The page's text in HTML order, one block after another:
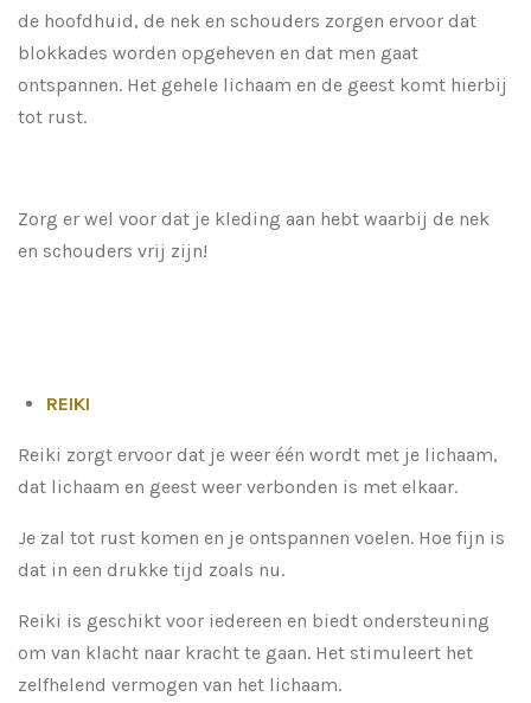
de hoofdhuid, de nek en schouders zorgen ervoor dat
blokkades worden opgeheven en dat men gaat
ontspannen. Het gehele lichaam en de geest komt hierbij
tot rust.
Zorg er wel voor dat je kleding aan hebt waarbij de nek
en schouders vrij zijn!
REIKI
Reiki zorgt ervoor dat je weer één wordt met je lichaam,
dat lichaam en geest weer verbonden is met elkaar.
Je zal tot rust komen en je ontspannen voelen. Hoe fijn is
dat in een drukke tijd zoals nu.
Reiki is geschikt voor iedereen en biedt ondersteuning
om van klacht naar kracht te gaan. Het stimuleert het
zelfhelend vermogen van het lichaam.